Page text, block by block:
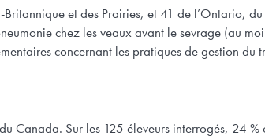
et des Prairies, et 41 de l’Ontario,
chez les veaux avant le sevrage (au
concernant les pratiques de gestion
Canada. Sur les 125 éleveurs interrogés,